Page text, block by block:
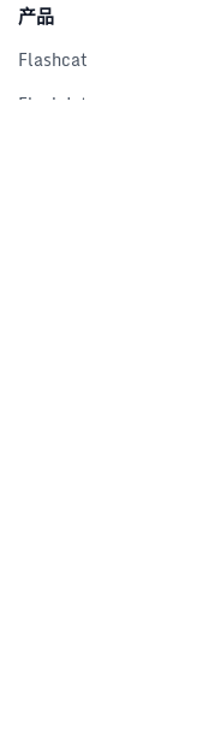
产品
Flashcat
Flashduty